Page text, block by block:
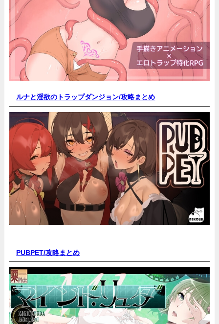
ルナと淫欲のトラップダンジョン/攻略まとめ
PUBPET/攻略まとめ